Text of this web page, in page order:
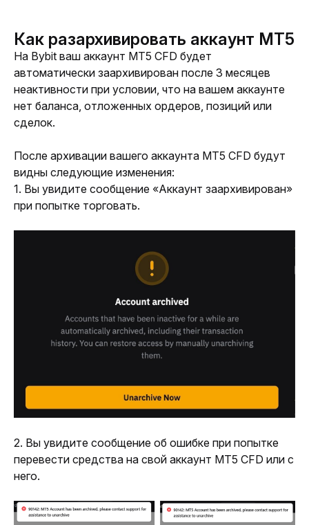
Как разархивировать аккаунт MT5
На Bybit ваш аккаунт MT5 CFD будет
автоматически заархивирован после 3 месяцев
неактивности при условии, что на вашем аккаунте
нет баланса, отложенных ордеров, позиций или
сделок.
После архивации вашего аккаунта MT5 CFD будут
видны следующие изменения:
1. Вы увидите сообщение «Аккаунт заархивирован»
при попытке торговать.
2. Вы увидите сообщение об ошибке при попытке
перевести средства на свой аккаунт MT5 CFD или с
него.